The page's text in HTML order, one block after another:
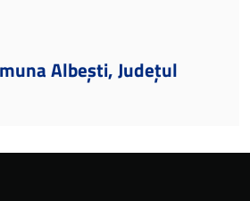
Albești, Județul